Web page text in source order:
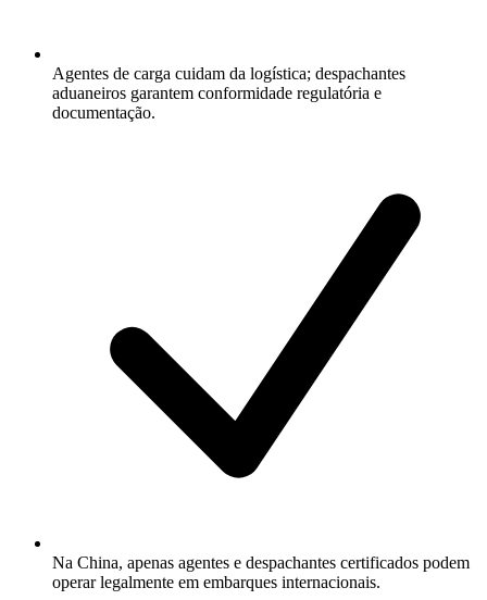
Agentes de carga cuidam da logística; despachantes
aduaneiros garantem conformidade regulatória e
documentação.
Na China, apenas agentes e despachantes certificados podem
operar legalmente em embarques internacionais.